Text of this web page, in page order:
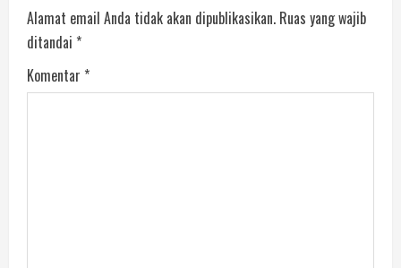
Alamat email Anda tidak akan dipublikasikan. Ruas yang wajib
ditandai *
Komentar *